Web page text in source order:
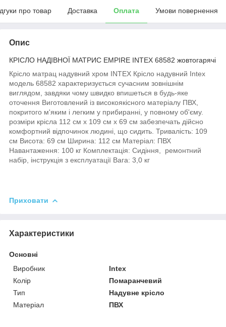
про товар Доставка Оплата Умови повернення
Опис
КРІСЛО НАДІВНОЇ МАТРИС EMPIRE INTEX 68582 жовтогарячі
Крісло матрац надувний хром INTEX Крісло надувний Intex
модель 68582 характеризується сучасним зовнішнім
виглядом, завдяки чому швидко впишеться в будь-яке
оточення Виготовлений із високоякісного матеріалу ПВХ,
покритого м'яким і легким у прибиранні, у повному об'єму.
розміри крісла 112 см х 109 см х 69 см забезпечать дійсно
комфортний відпочинок людині, що сидить. Тривалість: 109
см Висота: 69 см Ширина: 112 см Матеріал: ПВХ
Навантаження: 100 кг Комплектація: Сидіння, ремонтний
набір, інструкція з експлуатації Вага: 3,0 кг
Приховати
Характеристики
Основні
Виробник
Intex
Колір
Помаранчевий
Тип
Надувне крісло
Матеріал
ПВХ